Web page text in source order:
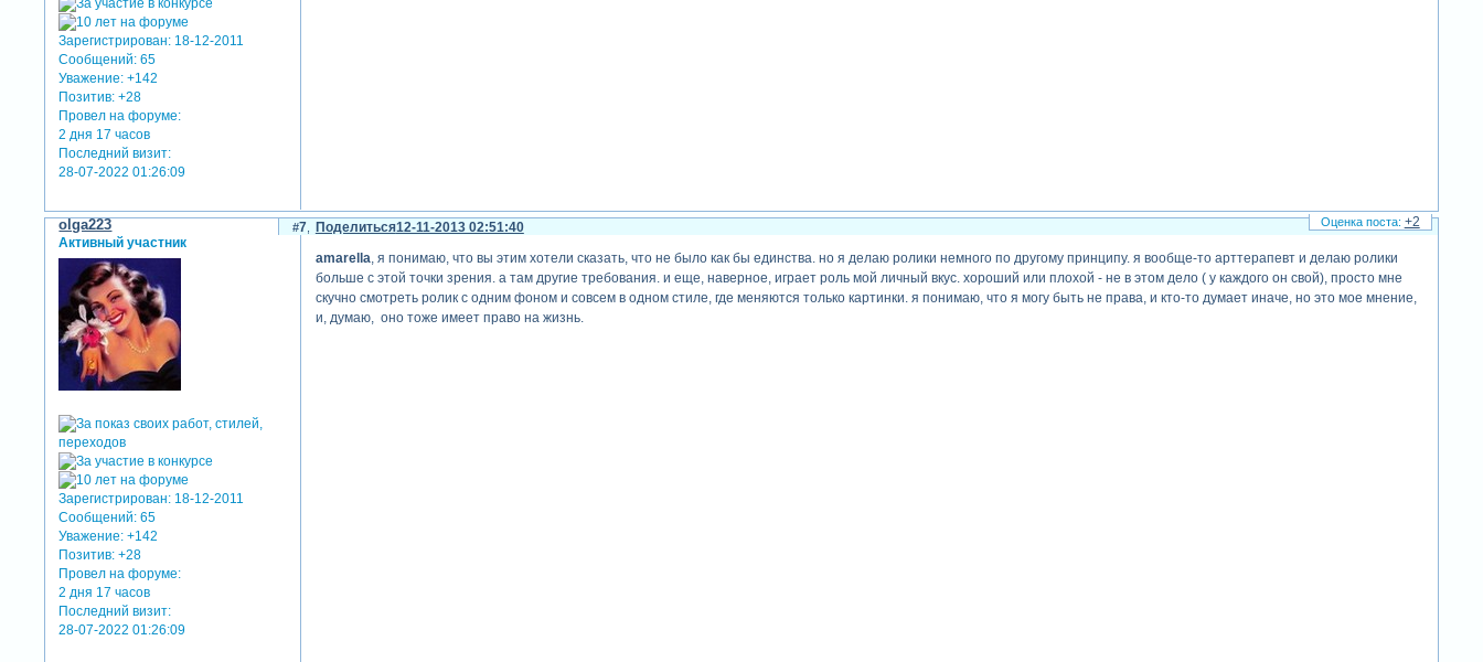
Зарегистрирован: 18-12-2011
Сообщений: 65
Уважение: +142
Позитив: +28
Провел на форуме:
2 дня 17 часов
Последний визит:
28-07-2022 01:26:09
Поделиться
7 12-11-2013 02:51:40
olga223
Активный участник
Зарегистрирован: 18-12-2011
Сообщений: 65
Уважение: +142
Позитив: +28
Провел на форуме:
2 дня 17 часов
Последний визит:
28-07-2022 01:26:09
amarella, я понимаю, что вы этим хотели сказать, что не было как бы единства. но я делаю ролики немного по другому принципу. я вообще-то арттерапевт и делаю ролики
больше с этой точки зрения. а там другие требования. и еще, наверное, играет роль мой личный вкус. хороший или плохой - не в этом дело ( у каждого он свой), просто мне
скучно смотреть ролик с одним фоном и совсем в одном стиле, где меняются только картинки. я понимаю, что я могу быть не права, и кто-то думает иначе, но это мое мнение,
и, думаю, оно тоже имеет право на жизнь.
+2